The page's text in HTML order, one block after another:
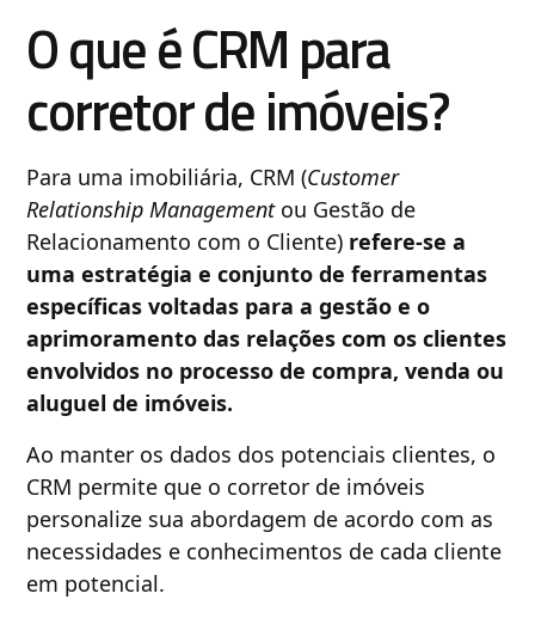
O que é CRM para
corretor de imóveis?
Para uma imobiliária, CRM (Customer
Relationship Managementou Gestão de
Relacionamento com o Cliente) refere-se a
uma estratégia e conjunto de ferramentas
específicas voltadas para a gestão e o
aprimoramento das relações com os clientes
envolvidos no processo de compra, venda ou
aluguel de imóveis.
Ao manter os dados dos potenciais clientes, o
CRM permite que o corretor de imóveis
personalize sua abordagem de acordo com as
necessidades e conhecimentos de cada cliente
em potencial.